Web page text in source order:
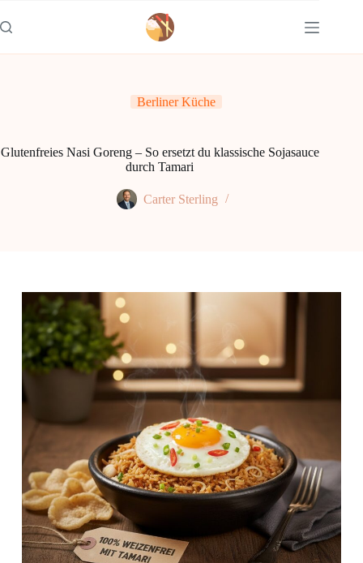
Inhalt
springen
Berliner Küche
Glutenfreies Nasi Goreng – So ersetzt du klassische Sojasauce
durch Tamari
Carter Sterling